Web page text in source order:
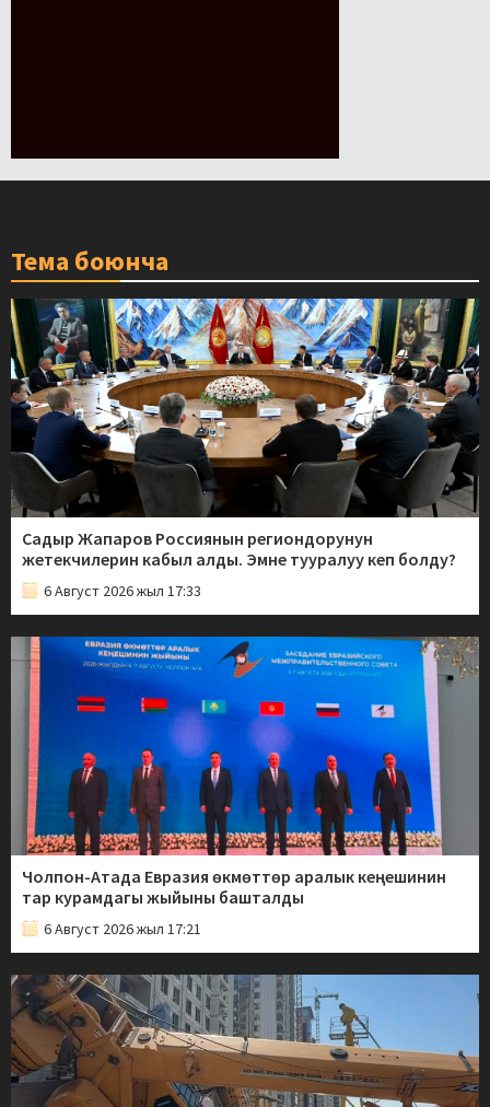
Тема боюнча
Садыр Жапаров Россиянын региондорунун
жетекчилерин кабыл алды. Эмне тууралуу кеп болду?
6 Август 2026 жыл 17:33
Чолпон-Атада Евразия өкмөттөр аралык кеңешинин
тар курамдагы жыйыны башталды
6 Август 2026 жыл 17:21